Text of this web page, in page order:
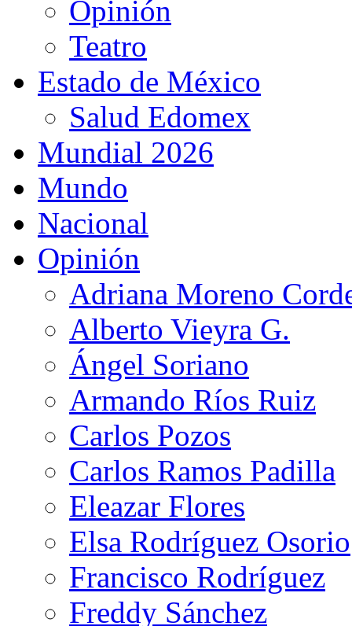
Opinión
Teatro
Estado de México
Salud Edomex
Mundial 2026
Mundo
Nacional
Opinión
Adriana Moreno
Alberto Vieyra G.
Ángel Soriano
Armando Ríos Ruiz
Carlos Pozos
Carlos Ramos Padilla
Eleazar Flores
Elsa Rodríguez Osorio
Francisco Rodríguez
Freddy Sánchez